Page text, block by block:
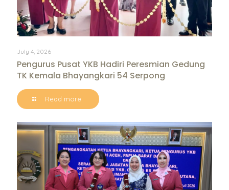
July 4, 2026
Pengurus Pusat YKB Hadiri Peresmian Gedung
TK Kemala Bhayangkari 54 Serpong
Read more